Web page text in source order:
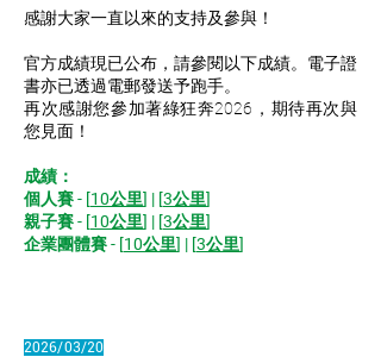
感謝大家一直以來的支持及參與！
官方成績現已公布，請參閱以下成績。電子證
書亦已透過電郵發送予跑手。
再次感謝您參加著綠狂奔2026，期待再次與
您見面！
成績：
個人賽 - [10公里] | [3公里]
親子賽 - [10公里] | [3公里]
企業團體賽 - [10公里] | [3公里]
2026/03/20